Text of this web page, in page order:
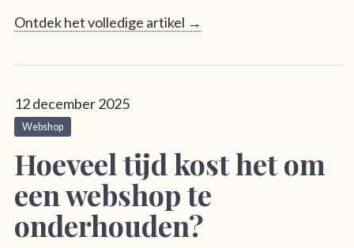
Ontdek het volledige artikel →
12 december 2025
Webshop
Hoeveel tijd kost het om
een webshop te
onderhouden?